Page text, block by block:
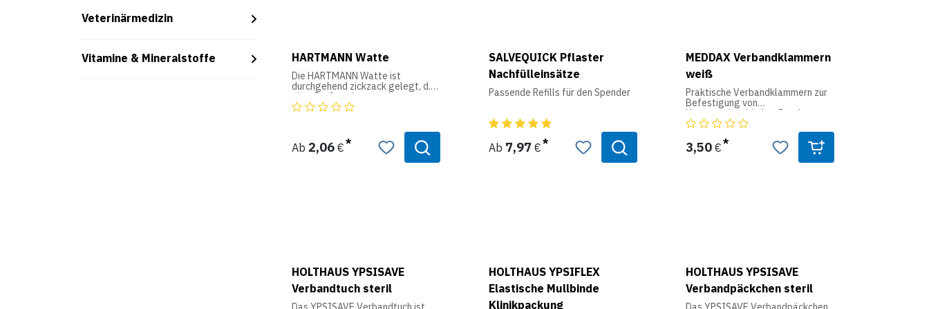
Veterinärmedizin
Vitamine & Mineralstoffe HARTMANN Watte
Die HARTMANN Watte ist
durchgehend zickzack gelegt, d.h.
ohne Perforation, um eine
individuelle bedarfsgerechte
wiederverschließbaren
Kordelzugbeutel in
unterschiedlichen Aufmachungen
Ab 2,06 €
SALVEQUICK Pflaster
Nachfülleinsätze
Passende Refills für den Spender
Ab 7,97 €
MEDDAX Verbandklammern
weiß
Praktische Verbandklammern zur
Befestigung von
Kompressionsbinden, Bandagen,
Fixierbinden und Idealbinden.
Produktdaten:
3,50 €
HOLTHAUS YPSISAVE
Verbandtuch steril
HOLTHAUS YPSIFLEX
Elastische Mullbinde
Klinikpackung
HOLTHAUS YPSISAVE
Verbandpäckchen steril